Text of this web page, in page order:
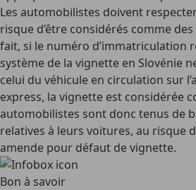
Les automobilistes doivent
risque d’être considérés comme
fait, si le numéro d’immatriculation
système de la vignette en Slovénie
celui du véhicule en circulation sur
express, la vignette est considérée
automobilistes sont donc tenus de
relatives à leurs voitures, au risque
amende pour défaut de vignette.
Bon à savoir